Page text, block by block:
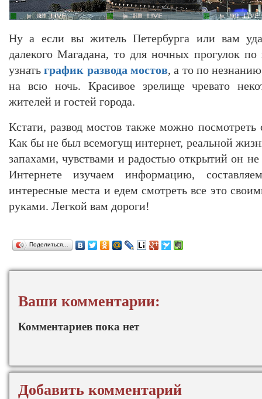
Ну а если вы житель Петербурга или вам
далекого Магадана, то для ночных прогулок по
узнатьграфик развода мостов, а то по
на всю ночь. Красивое зрелище чревато
жителей и гостей города.
Кстати, развод мостов также можно
Как бы не был всемогущ интернет, реальной
запахами, чувствами и радостью открытий он
Интернете изучаем информацию,
интересные места и едем смотреть все это
руками. Легкой вам дороги!
Поделиться…
Ваши комментарии:
Комментариев пока нет
Добавить комментарий